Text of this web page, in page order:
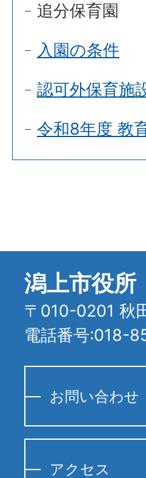
追分保育園
入園の条件
認可外保育施
令和8年度 教
潟上市役所
〒010-0201 秋
電話番号:018-
お問い合わせ
アクセス